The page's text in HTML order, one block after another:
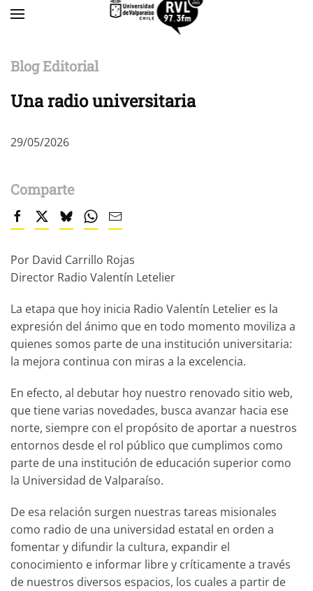
Blog Editorial
Una radio universitaria
29/05/2026
Comparte
Por David Carrillo Rojas
Director Radio Valentín Letelier
La etapa que hoy inicia Radio Valentín Letelier es la
expresión del ánimo que en todo momento moviliza a
quienes somos parte de una institución universitaria:
la mejora continua con miras a la excelencia.
En efecto, al debutar hoy nuestro renovado sitio web,
que tiene varias novedades, busca avanzar hacia ese
norte, siempre con el propósito de aportar a nuestros
entornos desde el rol público que cumplimos como
parte de una institución de educación superior como
la Universidad de Valparaíso.
De esa relación surgen nuestras tareas misionales
como radio de una universidad estatal en orden a
fomentar y difundir la cultura, expandir el
conocimiento e informar libre y críticamente a través
de nuestros diversos espacios, los cuales a partir de